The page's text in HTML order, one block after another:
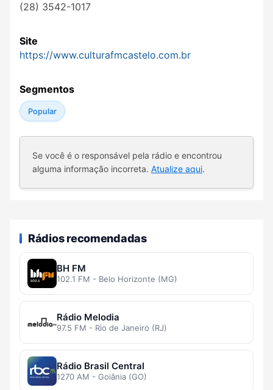
(28) 3542-1017
Site
https://www.culturafmcastelo.com.br
Segmentos
Popular
Se você é o responsável pela rádio e encontrou
alguma informação incorreta. Atualize aqui.
Rádios recomendadas
BH FM
102.1 FM - Belo Horizonte (MG)
Rádio Melodia
97.5 FM - Rio de Janeiro (RJ)
Rádio Brasil Central
1270 AM - Goiânia (GO)